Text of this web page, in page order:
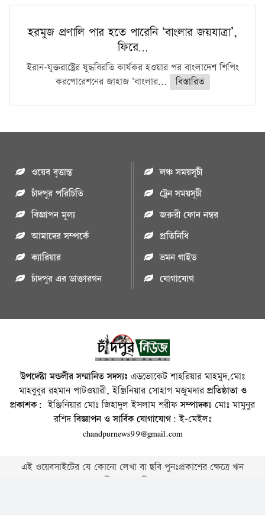
হরমুজ প্রণালি পার হতে পারেনি ‘বাংলার জয়যাত্রা’,
ফিরে…
ইরান-যুক্তরাষ্ট্রের যুদ্ধবিরতি কার্যকর হওয়ার পর বাংলাদেশ শিপিং
করপোরেশনের জাহাজ ‘বাংলার...
বিস্তারিত
ওয়েব বৃত্তান্ত
চাঁদপুর পরিচিতি
বিজ্ঞাপন মুল্য
আমাদের সম্পর্কে
ক্যারিয়ার
চাঁদপুর এর ডাক্তারগন
লঞ্চ সময়সূচী
ট্রেন সময়সূচী
জরুরী ফোন নম্বর
প্রতিনিধি
ভ্রমন গাইড
যোগাযোগ
উপদেষ্টা মন্ডলীর সম্মানিত সদস্যঃ এডভোকেট শাহরিয়ার মাহমুদ,মোঃ
মাহবুবুর রহমান পাটওয়ারী, ইঞ্জিনিয়ার সোহাগ মজুমদারপ্রতিষ্ঠাতা ও
প্রকাশক: ইঞ্জিনিয়ার মোঃ জিহাদুল ইসলাম শরীফসম্পাদকঃ মোঃ মামুনুর
রশিদবিজ্ঞাপন ও সার্বিক যোগাযোগ: ই-মেইলঃ
chandpurnews99@gmail.com
এই ওয়েবসাইটের যে কোনো লেখা বা ছবি পুনঃপ্রকাশের ক্ষেত্রে ঋন
স্বীকার বাঞ্চনীয় ।